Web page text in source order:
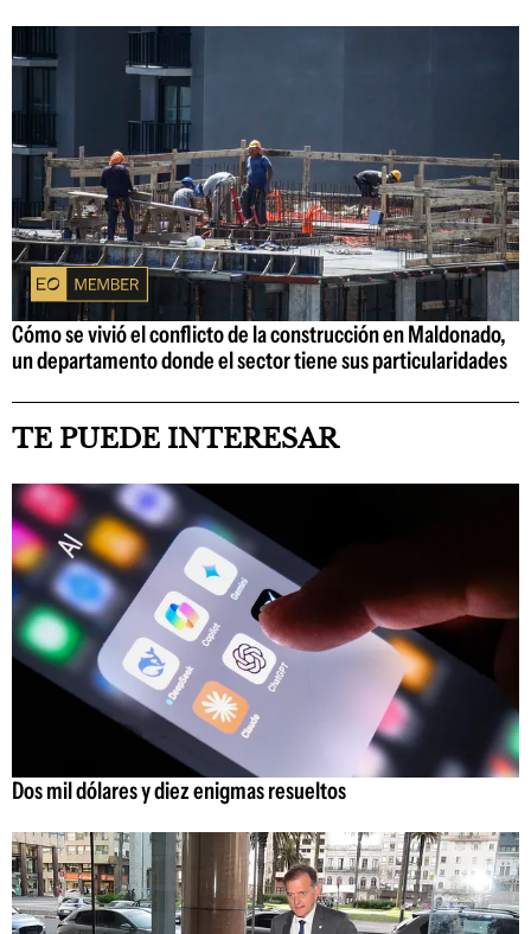
Cómo se vivió el conflicto de la construcción en Maldonado,
un departamento donde el sector tiene sus particularidades
TE PUEDE INTERESAR
Dos mil dólares y diez enigmas resueltos